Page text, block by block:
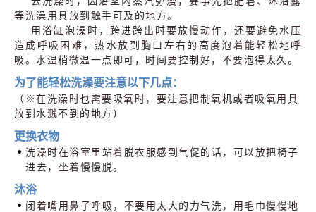
等洗澡用具放到触手可及的地方。
用浴缸泡澡时，跨进跨出时要放慢动作，还要避免水压
造成呼吸困难，热水放到胸口左右的高度泡着能轻松地呼
吸。水温稍微温一点即可，时间要控制好，不要泡得太久。
为了能轻松洗澡要注意以下几点：
（※在洗澡时也需要吸氧时，要注意把制氧机或者吸氧用具
放到水溅不到的地方）
更换衣物
洗澡时在浴室里站着脱衣服感到气促的话，可以放把椅子
进去，坐着慢慢脱。
沐浴
闭着嘴用鼻子呼吸，不要用太大的力气洗，用毛巾慢慢地